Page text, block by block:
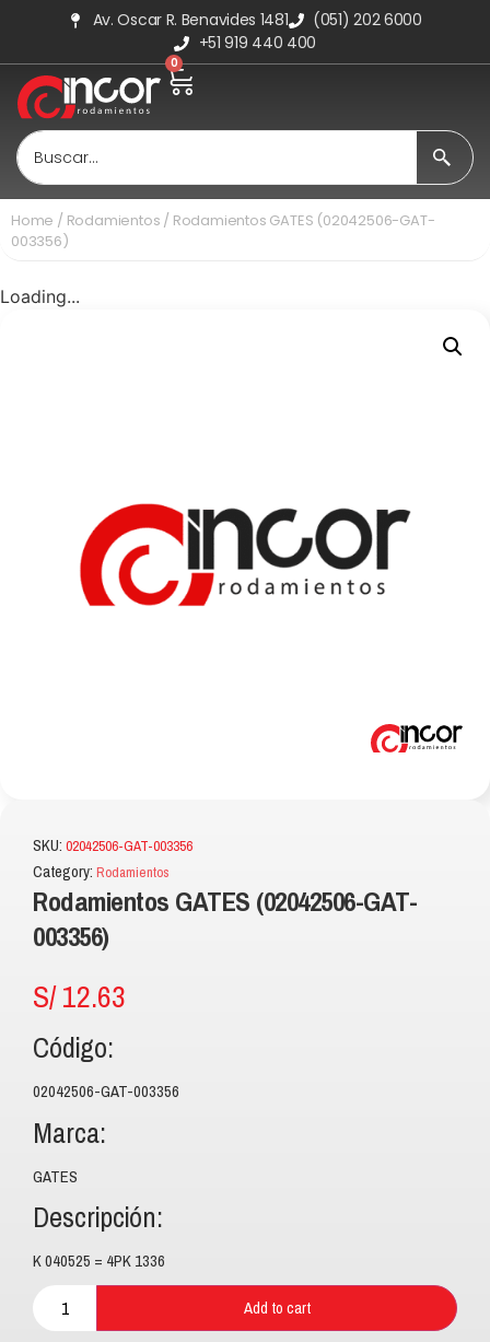
Av. Oscar R. Benavides 1481
(051) 202 6000
+51 919 440 400
0
Home / Rodamientos / Rodamientos GATES (02042506-GAT-
003356)
Loading...
SKU: 02042506-GAT-003356
Category: Rodamientos
Rodamientos GATES (02042506-GAT-
003356)
S/12.63
Código:
02042506-GAT-003356
Marca:
GATES
Descripción:
K 040525 = 4PK 1336
Add to cart